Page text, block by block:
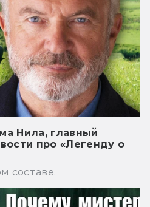
Нила, главный
про «Легенду о
составе.